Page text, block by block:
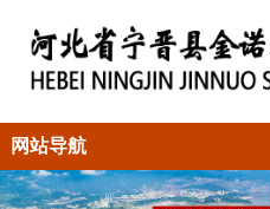
网站导航